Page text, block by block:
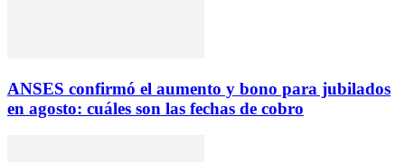
ANSES confirmó el aumento y bono para jubilados
en agosto: cuáles son las fechas de cobro